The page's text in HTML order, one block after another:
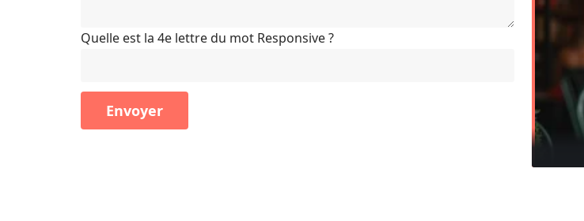
Quelle est la 4e lettre du mot Responsive ?